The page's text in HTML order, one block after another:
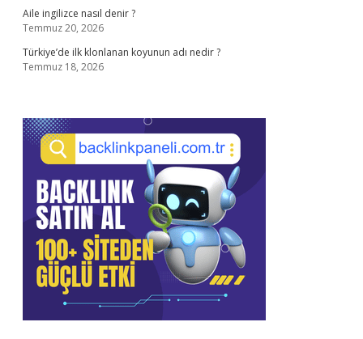
Aile ingilizce nasıl denir ?
Temmuz 20, 2026
Türkiye’de ilk klonlanan koyunun adı nedir ?
Temmuz 18, 2026